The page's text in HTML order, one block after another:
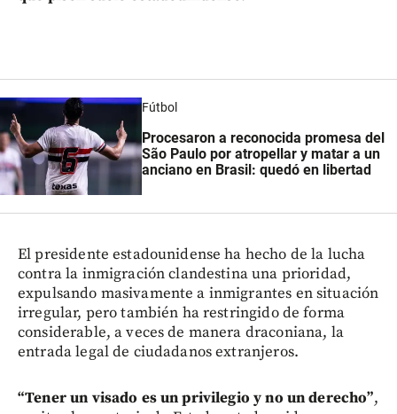
Fútbol
Procesaron a reconocida promesa del
São Paulo por atropellar y matar a un
anciano en Brasil: quedó en libertad
El presidente estadounidense ha hecho de la lucha
contra la inmigración clandestina una prioridad,
expulsando masivamente a inmigrantes en situación
irregular, pero también ha restringido de forma
considerable, a veces de manera draconiana, la
entrada legal de ciudadanos extranjeros.
“Tener un visado es un privilegio y no un derecho”,